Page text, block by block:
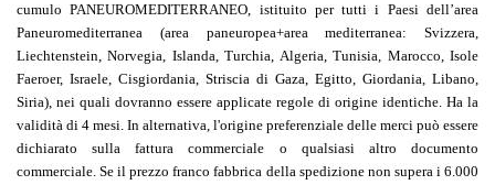
cumulo PANEUROMEDITERRANEO, istituito per tutti i Paesi dell’area
Paneuromediterranea (area paneuropea+area mediterranea: Svizzera,
Liechtenstein, Norvegia, Islanda, Turchia, Algeria, Tunisia, Marocco, Isole
Faeroer, Israele, Cisgiordania, Striscia di Gaza, Egitto, Giordania, Libano,
Siria), nei quali dovranno essere applicate regole di origine identiche. Ha la
validità di 4 mesi. In alternativa, l'origine preferenziale delle merci può essere
dichiarato sulla fattura commerciale o qualsiasi altro documento
commerciale. Se il prezzo franco fabbrica della spedizione non supera i 6.000